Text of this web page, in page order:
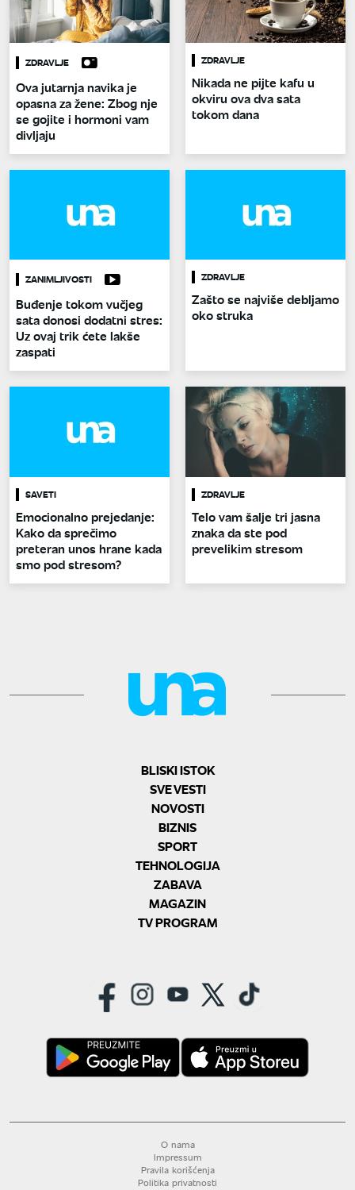
ZDRAVLJE
Ova jutarnja navika je
opasna za žene: Zbog nje
se gojite i hormoni vam
divljaju
ZDRAVLJE
Nikada ne pijte kafu u
okviru ova dva sata
tokom dana
ZANIMLJIVOSTI
Buđenje tokom vučjeg
sata donosi dodatni stres:
Uz ovaj trik ćete lakše
zaspati
ZDRAVLJE
Zašto se najviše debljamo
oko struka
SAVETI
Emocionalno prejedanje:
Kako da sprečimo
preteran unos hrane kada
smo pod stresom?
ZDRAVLJE
Telo vam šalje tri jasna
znaka da ste pod
prevelikim stresom
BLISKI ISTOK
SVE VESTI
NOVOSTI
BIZNIS
SPORT
TEHNOLOGIJA
ZABAVA
MAGAZIN
TV PROGRAM
O nama
Impressum
Pravila korišćenja
Politika privatnosti